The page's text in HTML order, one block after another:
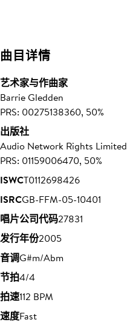
曲目详情
艺术家与作曲家
Barrie Gledden
PRS: 00275138360, 50%
出版社
Audio Network Rights Limited
PRS: 01159006470, 50%
ISWCT0112698426
ISRCGB-FFM-05-10401
唱片公司代码27831
发行年份2005
音调G#m/Abm
节拍4/4
拍速112 BPM
速度Fast